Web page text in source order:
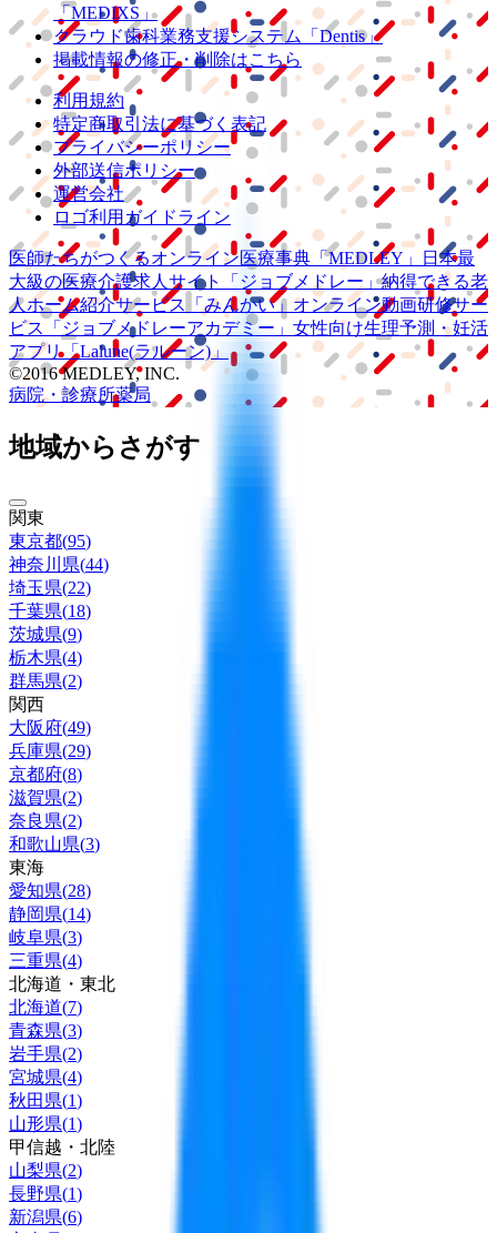
「MEDIXS」
クラウド歯科業務支援システム
「Dentis」
掲載情報の修正・削除はこちら
利用規約
特定商取引法に基づく表記
プライバシーポリシー
外部送信ポリシー
運営会社
ロゴ利用ガイドライン
医師たちがつくるオンライン医療事典 「MEDLEY」
日本最
大級の医療介護求人サイト 「ジョブメドレー」納得できる老
人ホーム紹介サービス
「みんかい」 オンライン動画研修サー
ビス
「ジョブメドレーアカデミー」 女性向け生理予測・妊活
アプリ「Lalune(ラルーン)」
©2016 MEDLEY, INC.
病院・診療所薬局
地域からさがす
関東
東京都(95)
神奈川県(44)
埼玉県(22)
千葉県(18)
茨城県(9)
栃木県(4)
群馬県(2)
関西
大阪府(49)
兵庫県(29)
京都府(8)
滋賀県(2)
奈良県(2)
和歌山県(3)
東海
愛知県(28)
静岡県(14)
岐阜県(3)
三重県(4)
北海道・東北
北海道(7)
青森県(3)
岩手県(2)
宮城県(4)
秋田県(1)
山形県(1)
甲信越・北陸
山梨県(2)
長野県(1)
新潟県(6)